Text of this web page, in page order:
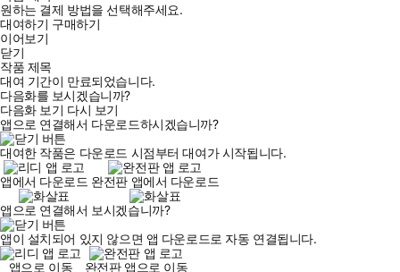
원하는 결제 방법을 선택해주세요.
대여하기 구매하기
이어보기
닫기
작품 제목
대여 기간이 만료되었습니다.
다음화를 보시겠습니까?
다음화 보기 다시 보기
앱으로 연결해서 다운로드하시겠습니까?
대여한 작품은 다운로드 시점부터 대여가 시작됩니다.
앱에서 다운로드 완전판 앱에서 다운로드
앱으로 연결해서 보시겠습니까?
앱이 설치되어 있지 않으면 앱 다운로드로 자동 연결됩니다.
앱으로 이동
완전판 앱으로 이동